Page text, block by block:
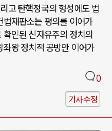
고 탄핵정국의 형성에도 법
재판소는 평의를 이어가
인된 신자유주의 정치의
왕 정치적 공방만 이어가
0
기사수정